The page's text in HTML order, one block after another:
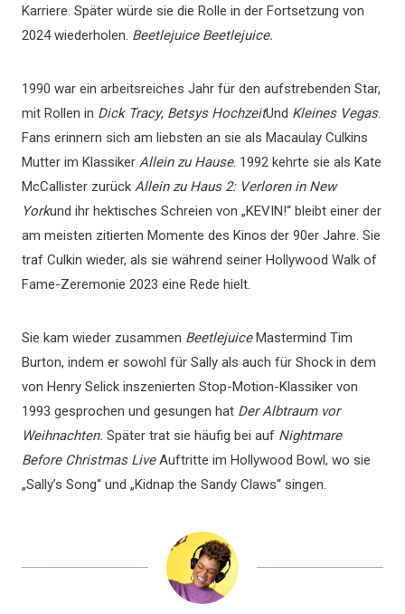
Karriere. Später würde sie die Rolle in der Fortsetzung von
2024 wiederholen. Beetlejuice Beetlejuice.
1990 war ein arbeitsreiches Jahr für den aufstrebenden Star,
mit Rollen in Dick Tracy, Betsys HochzeitUnd Kleines Vegas.
Fans erinnern sich am liebsten an sie als Macaulay Culkins
Mutter im Klassiker Allein zu Hause. 1992 kehrte sie als Kate
McCallister zurück Allein zu Haus 2: Verloren in New
Yorkund ihr hektisches Schreien von „KEVIN!“ bleibt einer der
am meisten zitierten Momente des Kinos der 90er Jahre. Sie
traf Culkin wieder, als sie während seiner Hollywood Walk of
Fame-Zeremonie 2023 eine Rede hielt.
Sie kam wieder zusammen BeetlejuiceMastermind Tim
Burton, indem er sowohl für Sally als auch für Shock in dem
von Henry Selick inszenierten Stop-Motion-Klassiker von
1993 gesprochen und gesungen hat Der Albtraum vor
Weihnachten. Später trat sie häufig bei auf Nightmare
Before Christmas LiveAuftritte im Hollywood Bowl, wo sie
„Sally’s Song“ und „Kidnap the Sandy Claws“ singen.